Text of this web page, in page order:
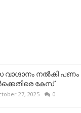
വാഗ്ദാനം നൽകി പണം
കേസ്
27, 2025 0